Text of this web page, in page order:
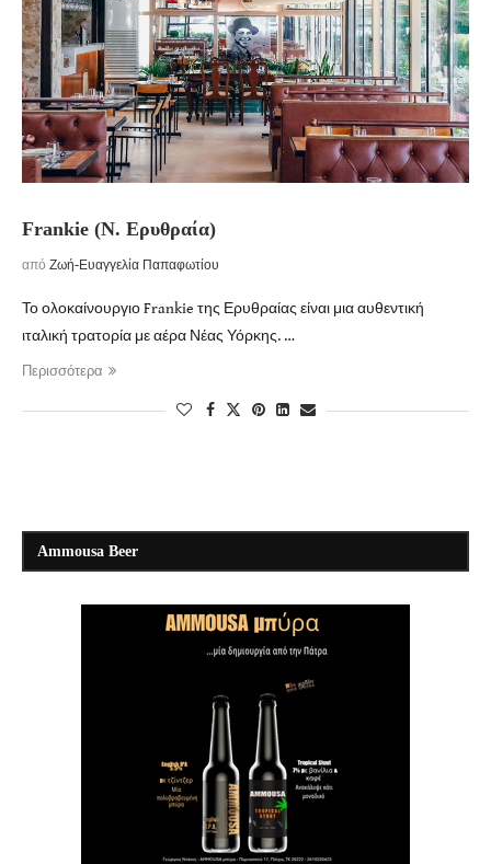
Frankie (Ν. Ερυθραία)
από Ζωή-Ευαγγελία Παπαφωτίου
Το ολοκαίνουργιο Frankie της Ερυθραίας είναι μια αυθεντική
ιταλική τρατορία με αέρα Νέας Υόρκης. …
Περισσότερα
Ammousa Beer